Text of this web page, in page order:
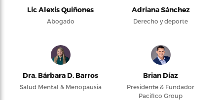
Lic Alexis Quiñones
Abogado
Adriana Sánchez
Derecho y deporte
Dra. Bárbara D. Barros
Salud Mental & Menopausia
Brian Díaz
Presidente & Fundador
Pacifico Group